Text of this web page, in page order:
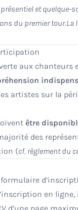
et quelque-
du premier tour.La
aux
artistes sur la
être
des
(cf. règlement du
en ligne,